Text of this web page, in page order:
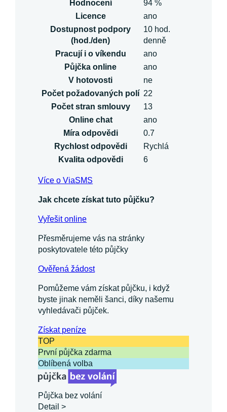
Hodnocení
94 %
Licence
ano
Dostupnost podpory
(hod./den)
10 hod.
denně
Pracují i o víkendu
ano
Půjčka online
ano
V hotovosti
ne
Počet požadovaných polí 22
Počet stran smlouvy
13
Online chat
ano
Míra odpovědi
0.7
Rychlost odpovědi
Rychlá
Kvalita odpovědi
6
Více o ViaSMS
Jak chcete získat tuto půjčku?
Vyřešit online
Přesměrujeme vás na stránky
poskytovatele této půjčky
Ověřená žádost
Pomůžeme vám získat půjčku, i když
byste jinak neměli šanci, díky našemu
vyhledávači půjček.
Získatpeníze
TOP
První půjčka zdarma
Oblíbená volba
Půjčka bez volání
Detail >